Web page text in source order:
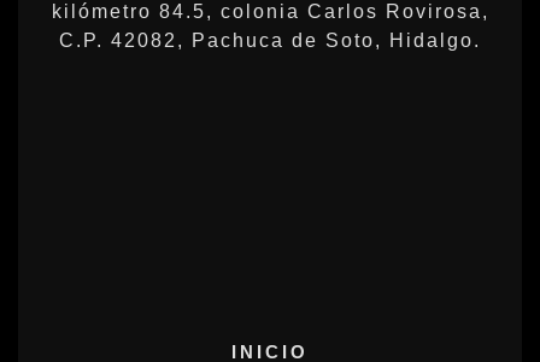
kilómetro 84.5, colonia Carlos Rovirosa,
C.P. 42082, Pachuca de Soto, Hidalgo.
INICIO